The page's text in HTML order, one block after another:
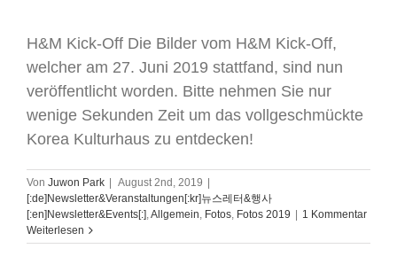
H&M Kick-Off Die Bilder vom H&M Kick-Off,
welcher am 27. Juni 2019 stattfand, sind nun
veröffentlicht worden. Bitte nehmen Sie nur
wenige Sekunden Zeit um das vollgeschmückte
Korea Kulturhaus zu entdecken!
Von Juwon Park August 2nd, 2019
[:de]Newsletter&Veranstaltungen[:kr]뉴스레터&행사
[:en]Newsletter&Events[:],Allgemein, Fotos, Fotos 2019
1 Kommentar
Weiterlesen